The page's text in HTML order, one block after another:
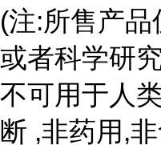
(注:所售产品
或者科学研
不可用于人
断 ,非药用,